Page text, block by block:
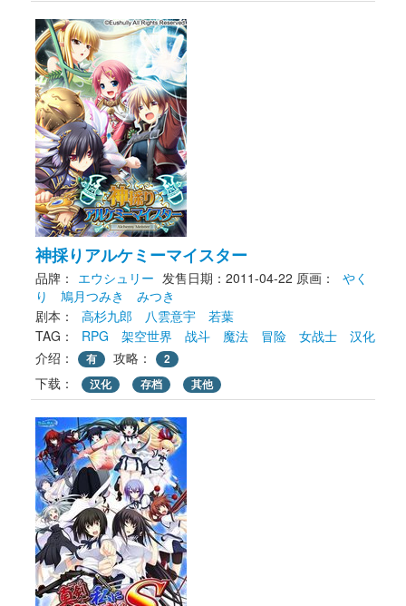
神採りアルケミーマイスター
品牌： エウシュリー 发售日期：2011-04-22 原画：
やく
り
鳩月つみき
みつき
剧本：
高杉九郎 八雲意宇
若葉
TAG：
RPG 架空世界 战斗 魔法 冒险 女战士
汉化
介绍：
有 攻略： 2
下载： 汉化 存档 其他